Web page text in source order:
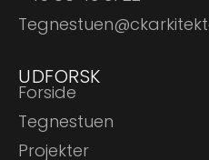
UDFORSK
Forside
Tegnestuen
Projekter